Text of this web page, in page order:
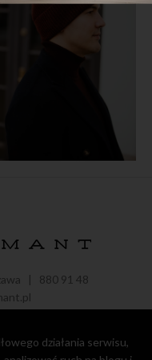
| 880 91 48
działania serwisu,